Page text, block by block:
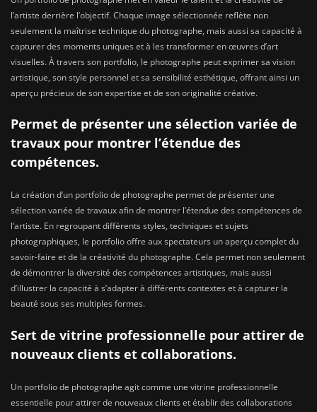
l’artiste derrière l’objectif. Chaque image sélectionnée reflète non
seulement la maîtrise technique du photographe, mais aussi sa capacité à
capturer des moments uniques et à les transformer en œuvres d’art
visuelles. À travers son portfolio, le photographe peut exprimer sa vision
artistique, son style personnel et sa sensibilité esthétique, offrant ainsi un
aperçu précieux de son expertise et de son originalité créative.
Permet de présenter une sélection variée de
travaux pour montrer l’étendue des
compétences.
La création d’un portfolio de photographe permet de présenter une
sélection variée de travaux afin de montrer l’étendue des compétences de
l’artiste. En regroupant différents styles, techniques et sujets
photographiques, le portfolio offre aux spectateurs un aperçu complet du
savoir-faire et de la créativité du photographe. Cela permet non seulement
de démontrer la diversité des compétences artistiques, mais aussi
d’illustrer la capacité à s’adapter à différents contextes et à capturer la
beauté sous ses multiples formes.
Sert de vitrine professionnelle pour attirer de
nouveaux clients et collaborations.
Un portfolio de photographe agit comme une vitrine professionnelle
essentielle pour attirer de nouveaux clients et établir des collaborations